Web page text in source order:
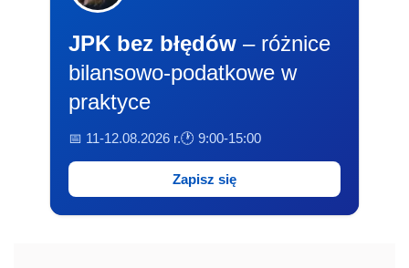
JPK bez błędów – różnice
bilansowo-podatkowe w
praktyce
📅 11-12.08.2026 r.🕐 9:00-15:00
Zapisz się